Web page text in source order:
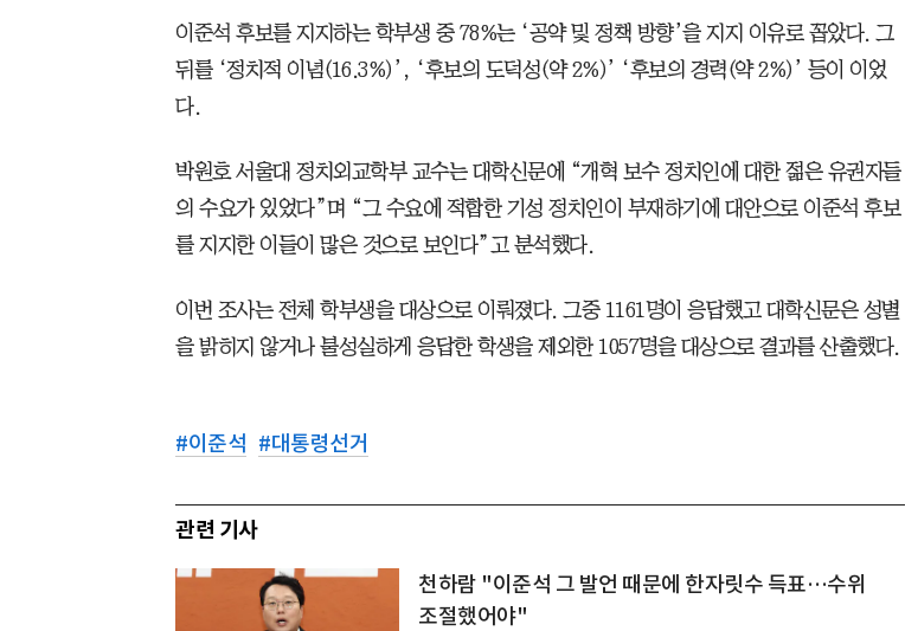
이준석 후보를 지지하는 학부생 중 78%는 ‘공약 및 정책 방향’을 지지 이유로 꼽았다. 그
뒤를 ‘정치적 이념(16.3%)’, ‘후보의 도덕성(약 2%)’ ‘후보의 경력(약 2%)’ 등이 이었
다.
박원호 서울대 정치외교학부 교수는 대학신문에 “개혁 보수 정치인에 대한 젊은 유권자들
의 수요가 있었다”며 “그 수요에 적합한 기성 정치인이 부재하기에 대안으로 이준석 후보
를 지지한 이들이 많은 것으로 보인다”고 분석했다.
이번 조사는 전체 학부생을 대상으로 이뤄졌다. 그중 1161명이 응답했고 대학신문은 성별
을 밝히지 않거나 불성실하게 응답한 학생을 제외한 1057명을 대상으로 결과를 산출했다.
#이준석 #대통령선거
관련 기사
천하람 "이준석 그 발언 때문에 한자릿수 득표…수위
조절했어야"